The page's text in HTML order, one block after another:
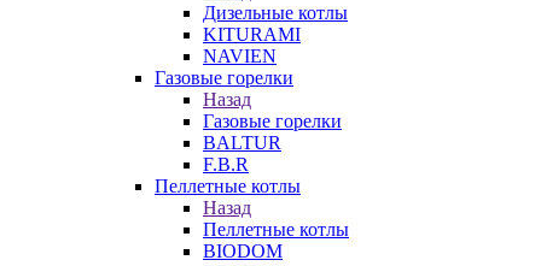
Дизельные котлы
KITURAMI
NAVIEN
Газовые горелки
Назад
Газовые горелки
BALTUR
F.B.R
Пеллетные котлы
Назад
Пеллетные котлы
BIODOM